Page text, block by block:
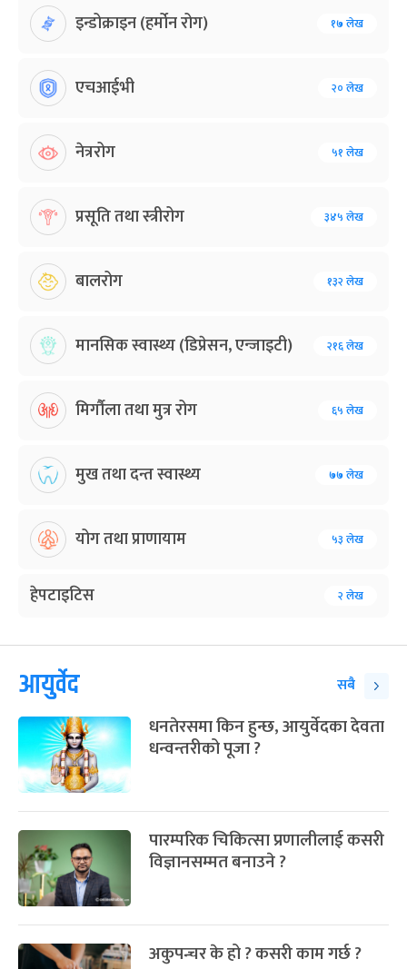
इन्डोक्राइन (हर्मोन रोग) १७ लेख
एचआईभी २० लेख
नेत्ररोग ५१ लेख
प्रसूति तथा स्त्रीरोग ३४५ लेख
बालरोग १३२ लेख
मानसिक स्वास्थ्य (डिप्रेसन, एन्जाइटी) २१६ लेख
मिर्गौला तथा मुत्र रोग ६५ लेख
मुख तथा दन्त स्वास्थ्य ७७ लेख
योग तथा प्राणायाम ५३ लेख
हेपटाइटिस २ लेख
आयुर्वेद सबै
धनतेरसमा किन हुन्छ, आयुर्वेदका देवता
धन्वन्तरीको पूजा ?
पारम्परिक चिकित्सा प्रणालीलाई कसरी
विज्ञानसम्मत बनाउने ?
अकुपन्चर के हो ? कसरी काम गर्छ ?